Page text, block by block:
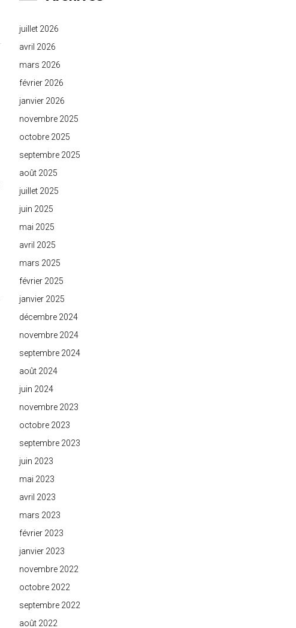
juillet 2026
avril 2026
mars 2026
février 2026
janvier 2026
novembre 2025
octobre 2025
septembre 2025
août 2025
juillet 2025
juin 2025
mai 2025
avril 2025
mars 2025
février 2025
janvier 2025
décembre 2024
novembre 2024
septembre 2024
août 2024
juin 2024
novembre 2023
octobre 2023
septembre 2023
juin 2023
mai 2023
avril 2023
mars 2023
février 2023
janvier 2023
novembre 2022
octobre 2022
septembre 2022
août 2022